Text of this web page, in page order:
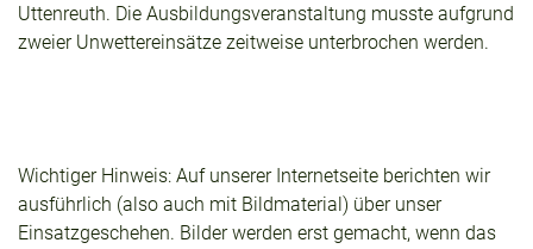
Uttenreuth. Die Ausbildungsveranstaltung musste aufgrund
zweier Unwettereinsätze zeitweise unterbrochen werden.
Wichtiger Hinweis: Auf unserer Internetseite berichten wir
ausführlich (also auch mit Bildmaterial) über unser
Einsatzgeschehen. Bilder werden erst gemacht, wenn das